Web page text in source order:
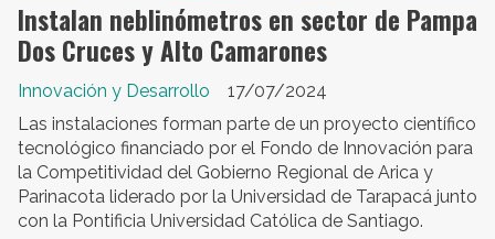
Instalan neblinómetros en sector de Pampa
Dos Cruces y Alto Camarones
Innovación y Desarrollo
17/07/2024
Las instalaciones forman parte de un proyecto científico
tecnológico financiado por el Fondo de Innovación para
la Competitividad del Gobierno Regional de Arica y
Parinacota liderado por la Universidad de Tarapacá junto
con la Pontificia Universidad Católica de Santiago.